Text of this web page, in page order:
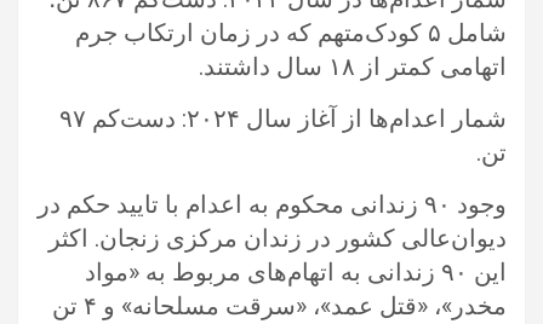
شامل ۵ کودک‌متهم که در زمان ارتکاب جرم
اتهامی کمتر از ۱۸ سال داشتند. ‏
شمار اعدام‌ها از آغاز سال ۲۰۲۴: دست‌کم ۹۷
تن.‏
وجود ۹۰ زندانی محکوم به اعدام با تایید حکم در
دیوان‌عالی کشور در زندان مرکزی زنجان. اکثر
این ۹۰ زندانی به اتهام‌های مربوط به ‏‏«مواد
مخدر»، «قتل عمد»، «سرقت مسلحانه» و ۴‏‎ ‎تن